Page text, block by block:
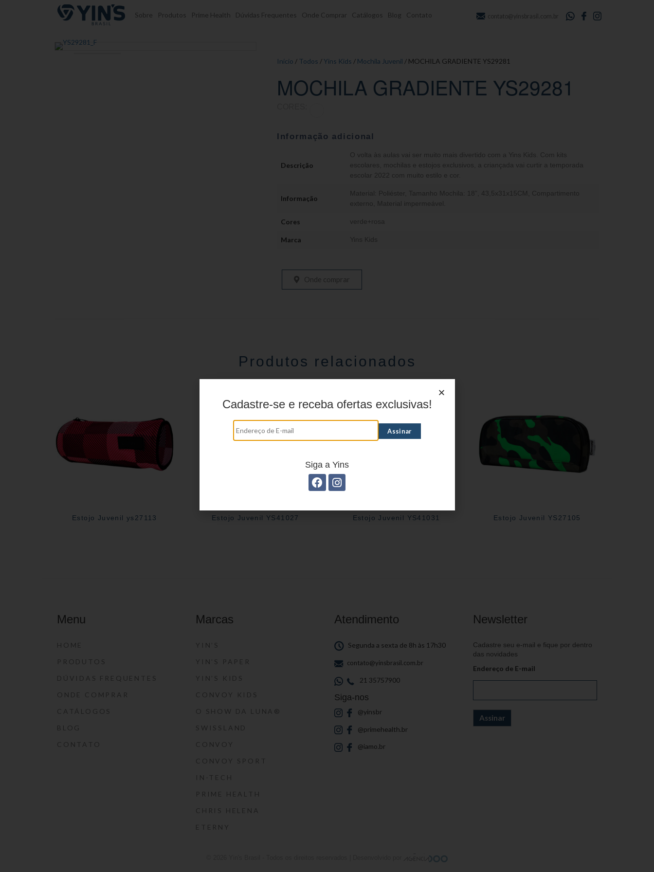
Pular para o conteúdo Sobre Produtos Prime Health Dúvidas Frequentes Onde Comprar Catálogos Blog Contato contato@yinsbrasil.com.br
Início / Todos /Yins Kids / Mochila Juvenil / MOCHILA GRADIENTE YS29281
MOCHILA GRADIENTE YS29281
Informação adicional
Descrição
O volta às aulas vai ser muito mais divertido com a Yins Kids. Com kits
escolares, mochilas e estojos exclusivos, a criançada vai curtir a temporada
escolar 2022 com muito estilo e cor.
Informação
Material: Poliéster, Tamanho Mochila: 18”, 43,5x31x15CM, Compartimento
externo, Material impermeável.
Cores verde+rosa
Marca Yins Kids
Onde comprar
Produtos relacionados
Estojo Juvenil ys27113 Estojo Juvenil YS41027 Estojo Juvenil YS41031 Estojo Juvenil YS27105
Menu
HOME
PRODUTOS
DÚVIDAS FREQUENTES
ONDE COMPRAR
CATÁLOGOS
BLOG
CONTATO
Marcas
YIN’S
YIN’S PAPER
YIN’S KIDS
CONVOY KIDS
O SHOW DA LUNA®
SWISSLAND
CONVOY
CONVOY SPORT
IN-TECH
PRIME HEALTH
CHRIS HELENA
ETERNY
Atendimento
Segunda a sexta de 8h às 17h30
contato@yinsbrasil.com.br
21 35757900
Siga-nos
@yinsbr
@primehealth.br
@iamo.br
Newsletter
Cadastre seu e-mail e fique por dentro
das novidades
Endereço de E-mail
Cadastre-se e receba ofertas exclusivas!
Siga a Yins